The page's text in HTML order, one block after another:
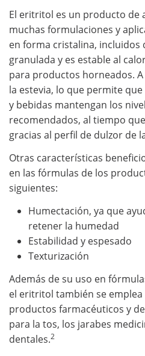
El eritritol es un producto de
muchas formulaciones y
en forma cristalina, incluidos
granulada y es estable al
para productos horneados.
la estevia, lo que permite
y bebidas mantengan los
recomendados, al tiempo
gracias al perfil de dulzor de
Otras características
en las fórmulas de los
siguientes:
Humectación, ya que
retener la humedad
Estabilidad y espesado
Texturización
Además de su uso en
el eritritol también se
productos farmacéuticos y
para la tos, los jarabes
dentales.2